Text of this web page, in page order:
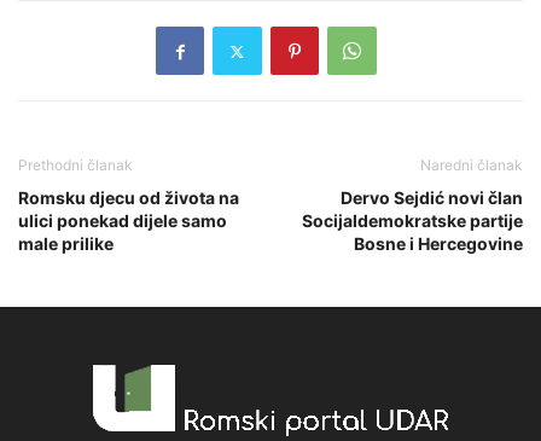
Prethodni članak
Romsku djecu od života na
ulici ponekad dijele samo
male prilike
Naredni članak
Dervo Sejdić novi član
Socijaldemokratske partije
Bosne i Hercegovine